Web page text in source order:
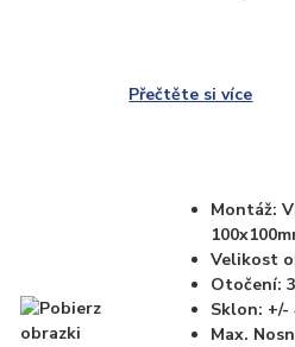
Přečtěte si více
Montáž:
Velikost
Otočení:
Sklon: +/-
Max.